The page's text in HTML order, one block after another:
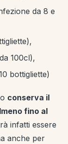
da 8 e
100cl),
bottigliette)
conserva il
fino al
infatti essere
anche per